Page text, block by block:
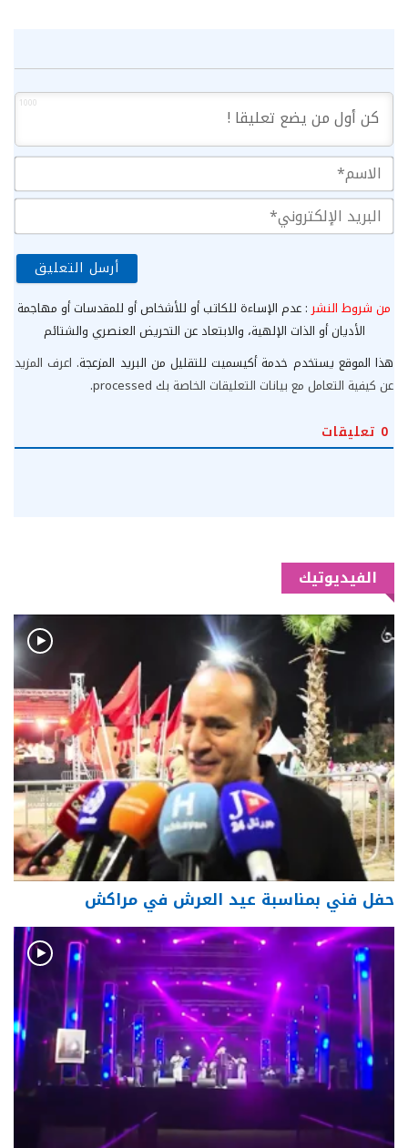
1000
من شروط النشر : عدم الإساءة للكاتب أو للأشخاص أو للمقدسات أو مهاجمة
الأديان أو الذات الإلهية، والابتعاد عن التحريض العنصري والشتائم
هذا الموقع يستخدم خدمة أكيسميت للتقليل من البريد المزعجة. اعرف المزيد
عن كيفية التعامل مع بيانات التعليقات الخاصة بك processed
.
0 تعليقات
الفيديوتيك
حفل فني بمناسبة عيد العرش في مراكش